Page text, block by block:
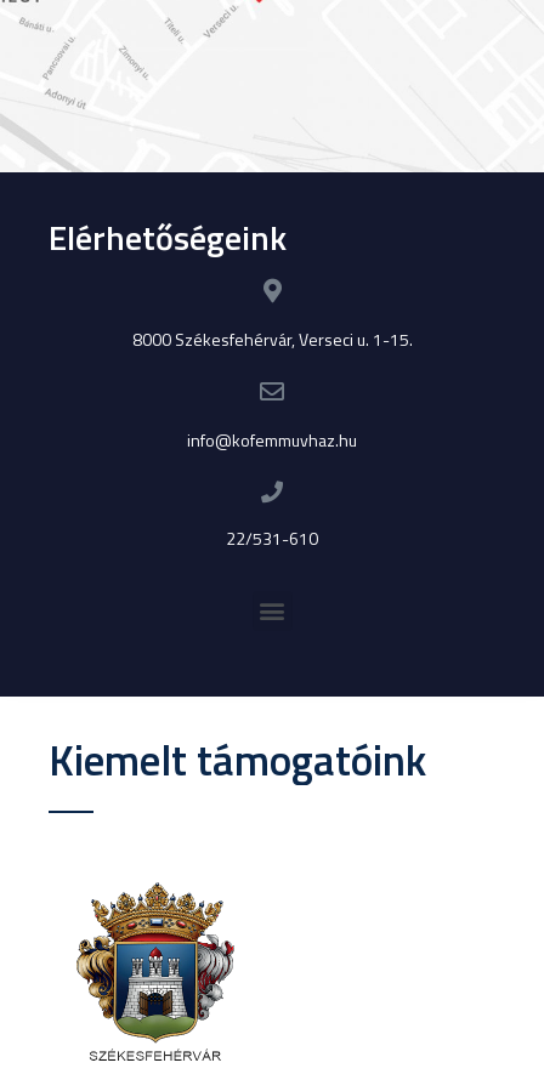
Elérhetőségeink
8000 Székesfehérvár, Verseci u. 1-15.
info@kofemmuvhaz.hu
22/531-610
Kiemelt támogatóink